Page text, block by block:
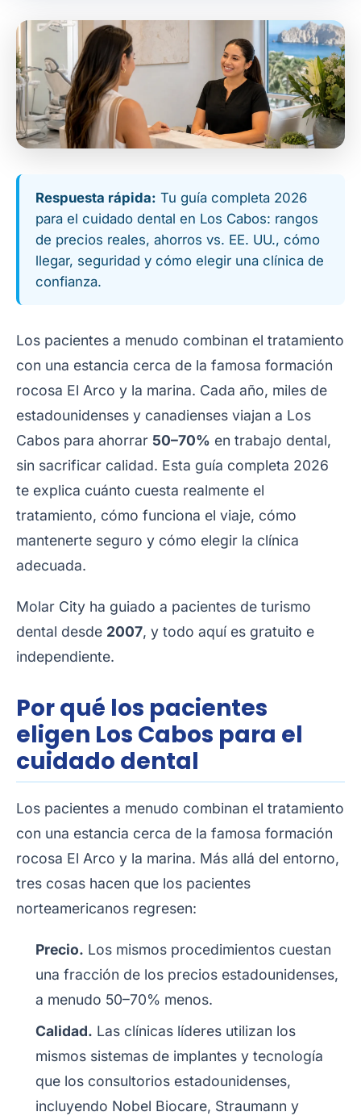
Respuesta rápida: Tu guía completa 2026
para el cuidado dental en Los Cabos: rangos
de precios reales, ahorros vs. EE. UU., cómo
llegar, seguridad y cómo elegir una clínica de
confianza.
Los pacientes a menudo combinan el tratamiento
con una estancia cerca de la famosa formación
rocosa El Arco y la marina. Cada año, miles de
estadounidenses y canadienses viajan a Los
Cabos para ahorrar 50–70% en trabajo dental,
sin sacrificar calidad. Esta guía completa 2026
te explica cuánto cuesta realmente el
tratamiento, cómo funciona el viaje, cómo
mantenerte seguro y cómo elegir la clínica
adecuada.
Molar City ha guiado a pacientes de turismo
dental desde 2007, y todo aquí es gratuito e
independiente.
Por qué los pacientes
eligen Los Cabos para el
cuidado dental
Los pacientes a menudo combinan el tratamiento
con una estancia cerca de la famosa formación
rocosa El Arco y la marina. Más allá del entorno,
tres cosas hacen que los pacientes
norteamericanos regresen:
Precio. Los mismos procedimientos cuestan
una fracción de los precios estadounidenses,
a menudo 50–70% menos.
Calidad. Las clínicas líderes utilizan los
mismos sistemas de implantes y tecnología
que los consultorios estadounidenses,
incluyendo Nobel Biocare, Straumann y